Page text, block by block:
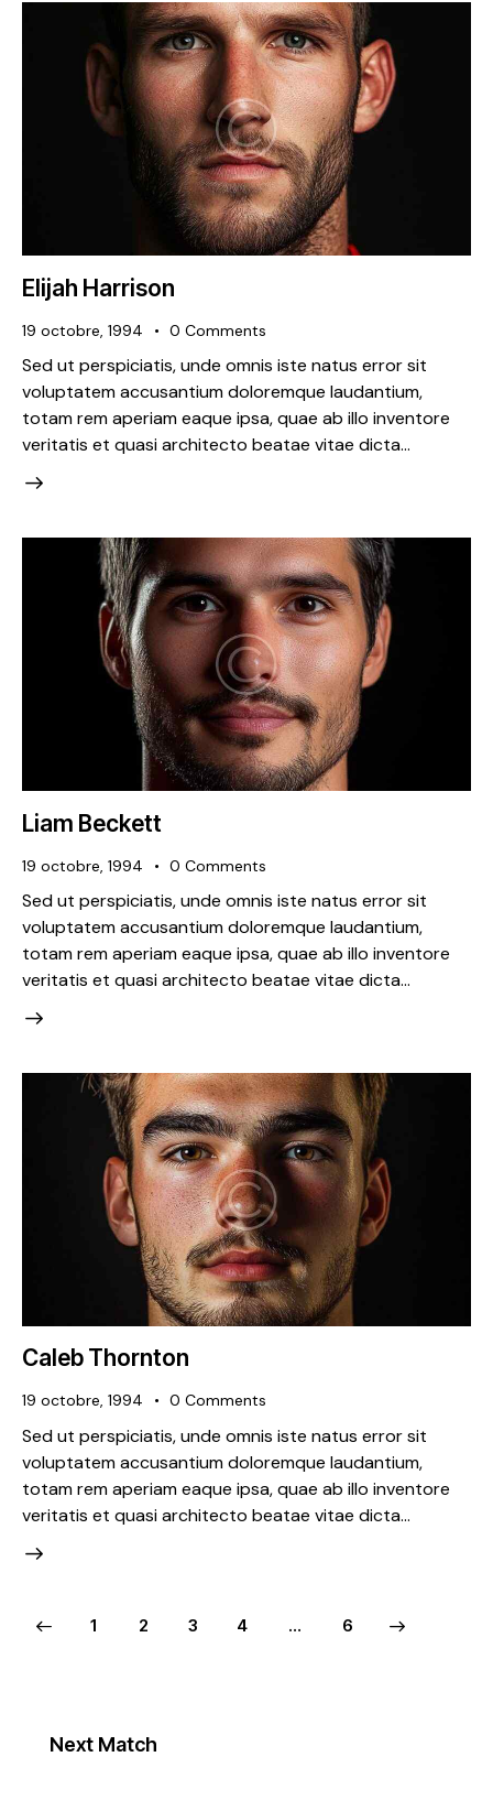
Elijah Harrison
19 octobre, 1994 0 Comments
Sed ut perspiciatis, unde omnis iste natus error sit
voluptatem accusantium doloremque laudantium,
totam rem aperiam eaque ipsa, quae ab illo inventore
veritatis et quasi architecto beatae vitae dicta…
Liam Beckett
19 octobre, 1994 0 Comments
Sed ut perspiciatis, unde omnis iste natus error sit
voluptatem accusantium doloremque laudantium,
totam rem aperiam eaque ipsa, quae ab illo inventore
veritatis et quasi architecto beatae vitae dicta…
Caleb Thornton
19 octobre, 1994 0 Comments
Sed ut perspiciatis, unde omnis iste natus error sit
voluptatem accusantium doloremque laudantium,
totam rem aperiam eaque ipsa, quae ab illo inventore
veritatis et quasi architecto beatae vitae dicta…
1 2 3 4 … 6
>
Next Match